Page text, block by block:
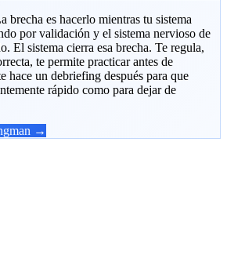
brecha es hacerlo mientras tu sistema
por validación y el sistema nervioso de
El sistema cierra esa brecha. Te regula,
te permite practicar antes de
hace un debriefing después para que
rápido como para dejar de
→